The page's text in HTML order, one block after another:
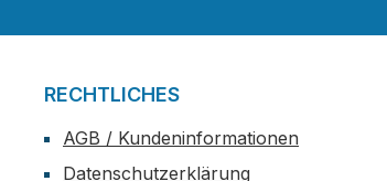
RECHTLICHES
AGB / Kundeninformationen
Datenschutzerklärung